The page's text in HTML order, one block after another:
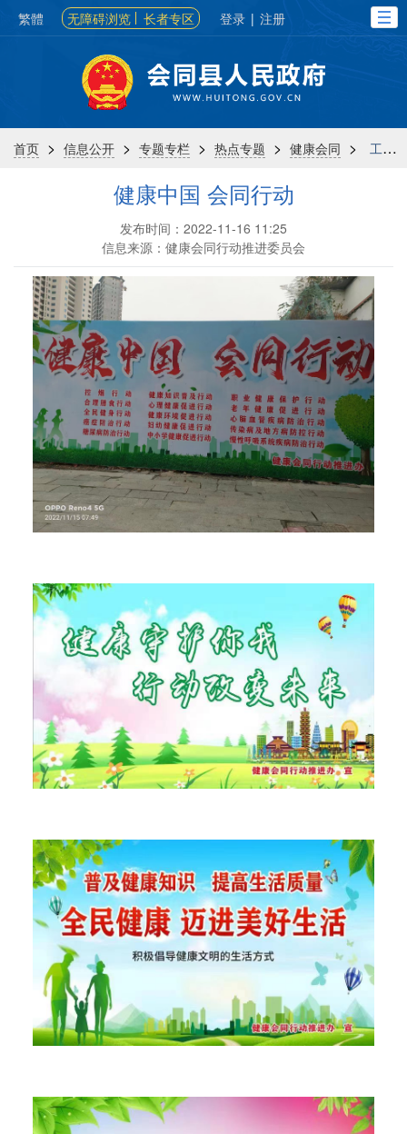
繁體 无障碍浏览 长者专区 登录 | 注册
首页 > 信息公开 > 专题专栏 > 热点专题 > 健康会同 > 工作动态
健康中国 会同行动
发布时间：2022-11-16 11:25
信息来源：健康会同行动推进委员会